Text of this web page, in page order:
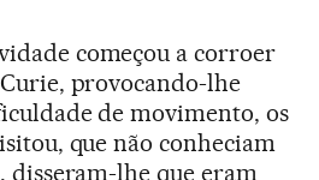
começou a corroer
provocando-lhe
de movimento, os
que não conheciam
disseram-lhe que eram